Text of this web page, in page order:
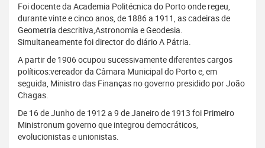
Foi docente da Academia Politécnica do Porto onde regeu,
durante vinte e cinco anos, de 1886 a 1911, as cadeiras de
Geometria descritiva,Astronomia e Geodesia.
Simultaneamente foi director do diário A Pátria.
A partir de 1906 ocupou sucessivamente diferentes cargos
políticos:vereador da Câmara Municipal do Porto e, em
seguida, Ministro das Finanças no governo presidido por João
Chagas.
De 16 de Junho de 1912 a 9 de Janeiro de 1913 foi Primeiro
Ministronum governo que integrou democráticos,
evolucionistas e unionistas.